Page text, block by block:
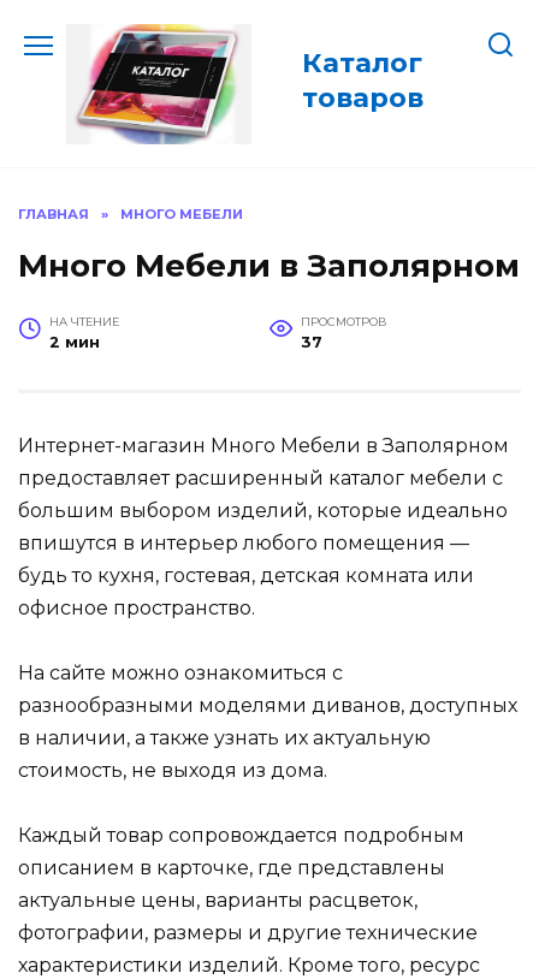
содержанию
Каталог
товаров
ГЛАВНАЯ » МНОГО МЕБЕЛИ
Много Мебели в Заполярном
НА ЧТЕНИЕ
2 мин
ПРОСМОТРОВ
37
Интернет-магазин Много Мебели в Заполярном
предоставляет расширенный каталог мебели с
большим выбором изделий, которые идеально
впишутся в интерьер любого помещения —
будь то кухня, гостевая, детская комната или
офисное пространство.
На сайте можно ознакомиться с
разнообразными моделями диванов, доступных
в наличии, а также узнать их актуальную
стоимость, не выходя из дома.
Каждый товар сопровождается подробным
описанием в карточке, где представлены
актуальные цены, варианты расцветок,
фотографии, размеры и другие технические
характеристики изделий. Кроме того, ресурс